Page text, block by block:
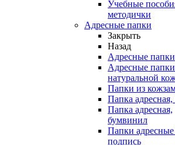
Учебные
методички
Адресные папки
Закрыть
Назад
Адресные папки
Адресные
натуральной
Папки из
Папка адресная,
Папка адресная,
бумвинил
Папки
подпись